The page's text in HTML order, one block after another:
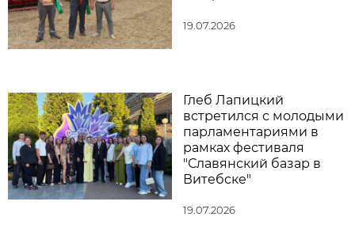
19.07.2026
Глеб Лапицкий
встретился с молодыми
парламентариями в
рамках фестиваля
"Славянский базар в
Витебске"
19.07.2026